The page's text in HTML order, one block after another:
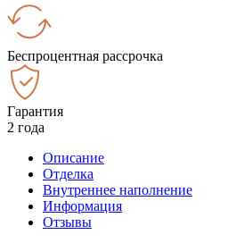
Беспроцентная рассрочка
Гарантия
2 года
Описание
Отделка
Внутреннее наполнение
Информация
Отзывы